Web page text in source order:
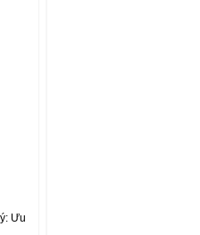
Ưu